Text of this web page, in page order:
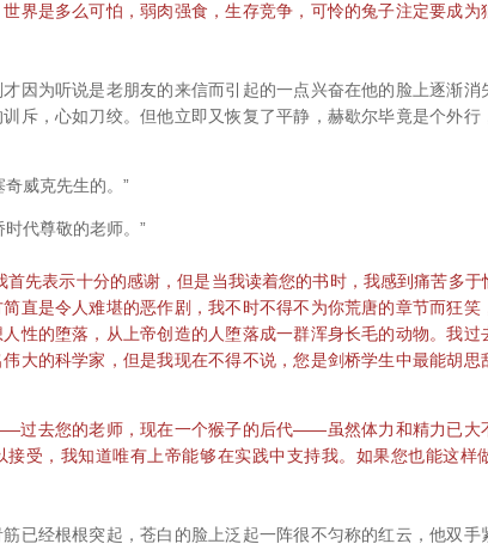
世界是多么可怕，弱肉强食，生存竞争，可怜的兔子注定要成为
为听说是老朋友的来信而引起的一点兴奋在他的脸上逐渐消
斥，心如刀绞。但他立即又恢复了平静，赫歇尔毕竟是个外行
威克先生的。”
代尊敬的老师。”
先表示十分的感谢，但是当我读着您的书时，我感到痛苦多于
直是令人难堪的恶作剧，我不时不得不为你荒唐的章节而狂笑
性的堕落，从上帝创造的人堕落成一群浑身长毛的动物。我过
大的科学家，但是我现在不得不说，您是剑桥学生中最能胡思
去您的老师，现在一个猴子的后代——虽然体力和精力已大
受，我知道唯有上帝能够在实践中支持我。如果您也能这样
经根根突起，苍白的脸上泛起一阵很不匀称的红云，他双手